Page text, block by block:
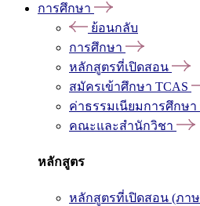
การศึกษา
ย้อนกลับ
การศึกษา
หลักสูตรที่เปิดสอน
สมัครเข้าศึกษา TCAS
ค่าธรรมเนียมการศึกษา
คณะและสำนักวิชา
หลักสูตร
หลักสูตรที่เปิดสอน (ภา